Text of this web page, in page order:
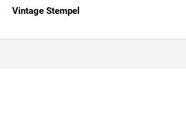
Vintage Stempel